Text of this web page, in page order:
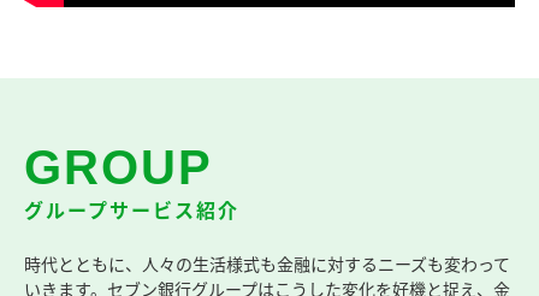
GROUP
グループサービス紹介
時代とともに、人々の生活様式も金融に対するニーズも変わって
いきます。セブン銀行グループはこうした変化を好機と捉え、金